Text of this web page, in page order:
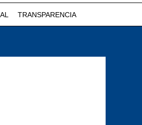
TRANSPARENCIA